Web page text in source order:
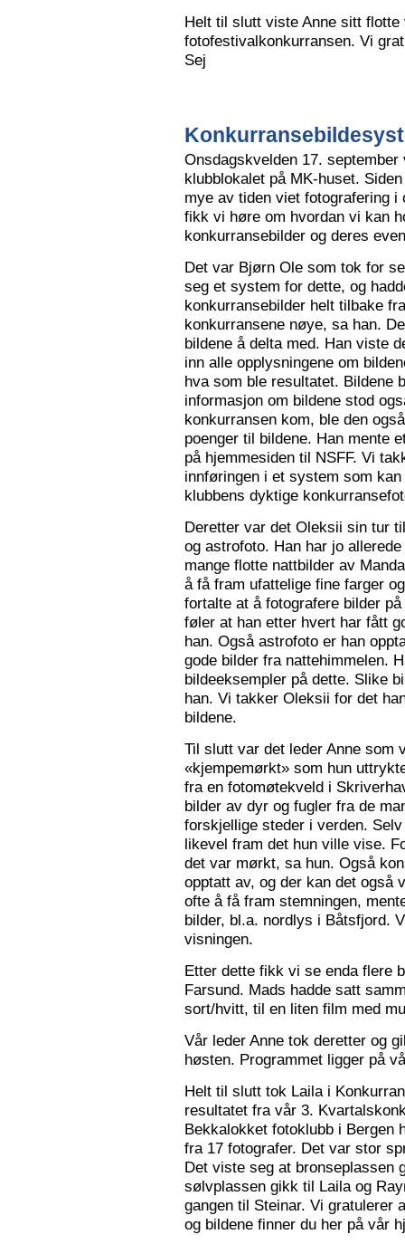
Helt til slutt viste Anne sitt flotte
fotofestivalkonkurransen. Vi
Sej
Onsdagskvelden 17.
klubblokalet på MK-huset.
mye av tiden viet fotografering
fikk vi høre om hvordan vi kan
konkurransebilder og deres
Det var Bjørn Ole som tok for
seg et system for dette, og
konkurransebilder helt tilbake
konkurransene nøye, sa han.
bildene å delta med. Han viste
inn alle opplysningene om
hva som ble resultatet. Bildene
informasjon om bildene stod
konkurransen kom, ble den
poenger til bildene. Han mente
på hjemmesiden til NSFF. Vi
innføringen i et system som
klubbens dyktige
Deretter var det Oleksii sin tur
og astrofoto. Han har jo
mange flotte nattbilder av
å få fram ufattelige fine farger
fortalte at å fotografere bilder
føler at han etter hvert har fått
han. Også astrofoto er han
gode bilder fra nattehimmelen.
bildeeksempler på dette. Slike
han. Vi takker Oleksii for det
bildene.
Til slutt var det leder Anne som
«kjempemørkt» som hun
fra en fotomøtekveld i
bilder av dyr og fugler fra de
forskjellige steder i verden.
likevel fram det hun ville vise.
det var mørkt, sa hun. Også
opptatt av, og der kan det
ofte å få fram stemningen,
bilder, bl.a. nordlys i Båtsfjord.
visningen.
Etter dette fikk vi se enda flere
Farsund. Mads hadde satt
sort/hvitt, til en liten film med
Vår leder Anne tok deretter og
høsten. Programmet ligger på
Helt til slutt tok Laila i
resultatet fra vår 3.
Bekkalokket fotoklubb i
fra 17 fotografer. Det var stor
Det viste seg at bronseplassen
sølvplassen gikk til Laila og
gangen til Steinar. Vi gratulerer
og bildene finner du her på vår